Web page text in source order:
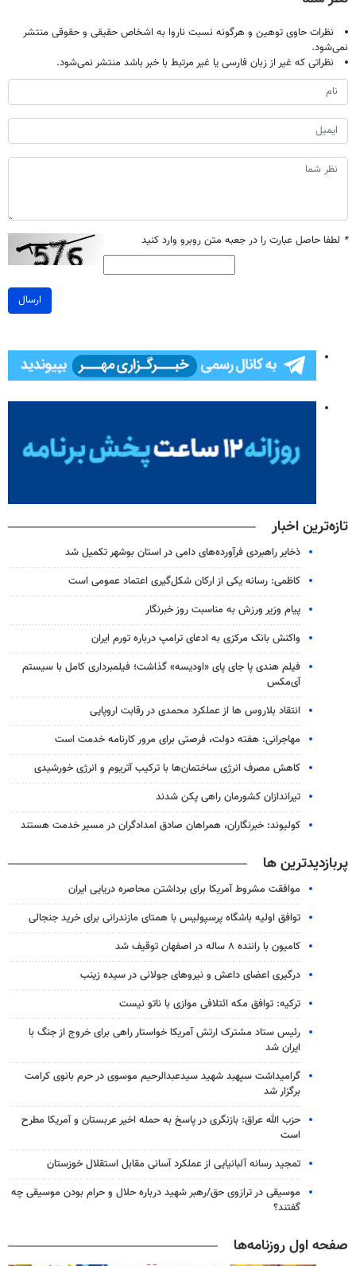
نظرات حاوی توهین و هرگونه نسبت ناروا به اشخاص حقیقی و حقوقی منتشر
نمی‌شود.
نظراتی که غیر از زبان فارسی یا غیر مرتبط با خبر باشد منتشر نمی‌شود.
* لطفا حاصل عبارت را در جعبه متن روبرو وارد کنید
ارسال
تازه‌ترین اخبار
ذخایر راهبردی فرآورده‌های دامی در استان بوشهر تکمیل شد
کاظمی: رسانه یکی از ارکان شکل‌گیری اعتماد عمومی است
پیام وزیر ورزش به مناسبت روز خبرنگار
واکنش بانک مرکزی به ادعای ترامپ درباره تورم ایران
فیلم هندی پا جای پای «اودیسه» گذاشت؛ فیلمبرداری کامل با سیستم
آی‌مکس
انتقاد بلاروس ها از عملکرد محمدی در رقابت اروپایی
مهاجرانی: هفته دولت، فرصتی برای مرور کارنامه خدمت است
کاهش مصرف انرژی ساختمان‌ها با ترکیب آتریوم و انرژی خورشیدی
تیراندازان کشورمان راهی پکن شدند
کولیوند: خبرنگاران، همراهان صادق امدادگران در مسیر خدمت هستند
پربازدیدترین ها
موافقت مشروط آمریکا برای برداشتن محاصره دریایی ایران
توافق اولیه باشگاه پرسپولیس با همتای مازندرانی برای خرید جنجالی
کامیون با راننده ۸ ساله در اصفهان توقیف شد
درگیری اعضای داعش و نیروهای جولانی در سیده زینب
ترکیه: توافق مکه ائتلافی موازی با ناتو نیست
رئیس ستاد مشترک ارتش آمریکا خواستار راهی برای خروج از جنگ با
ایران شد
گرامیداشت سپهبد شهید سیدعبدالرحیم موسوی در حرم بانوی کرامت
برگزار شد
حزب الله عراق: بازنگری در پاسخ به حمله اخیر عربستان و آمریکا مطرح
است
تمجید رسانه آلبانیایی از عملکرد آسانی مقابل استقلال خوزستان
موسیقی در ترازوی حق/رهبر شهید درباره حلال و حرام بودن موسیقی چه
گفتند؟
صفحه اول روزنامه‌ها